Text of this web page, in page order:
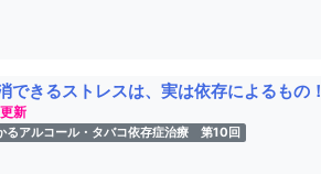
できるストレスは、実は依存によるもの！
新
るアルコール・タバコ依存症治療 第10回